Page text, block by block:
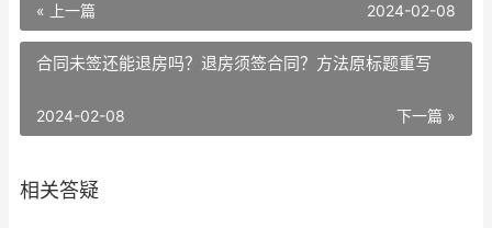
« 上一篇 2024-02-08
合同未签还能退房吗？退房须签合同？方法原标题重写
下一篇 »
2024-02-08
相关答疑